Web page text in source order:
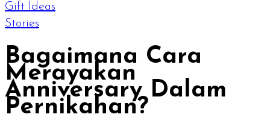
Gift Ideas
Stories
Bagaimana Cara
Merayakan
Anniversary Dalam
Pernikahan?